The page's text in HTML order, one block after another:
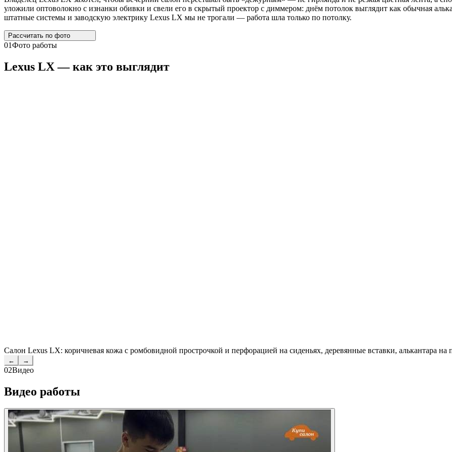
уложили оптоволокно с изнанки обивки и свели его в скрытый проектор с диммером: днём потолок выглядит как обычная
штатные системы и заводскую электрику Lexus LX мы не трогали — работа шла только по потолку.
Рассчитать по фото
01Фото работы
Lexus LX— как это выглядит
Салон Lexus LX: коричневая кожа с ромбовидной прострочкой и перфорацией на сиденьях, деревянные вставки, алькантара на
← →
02Видео
Видео работы